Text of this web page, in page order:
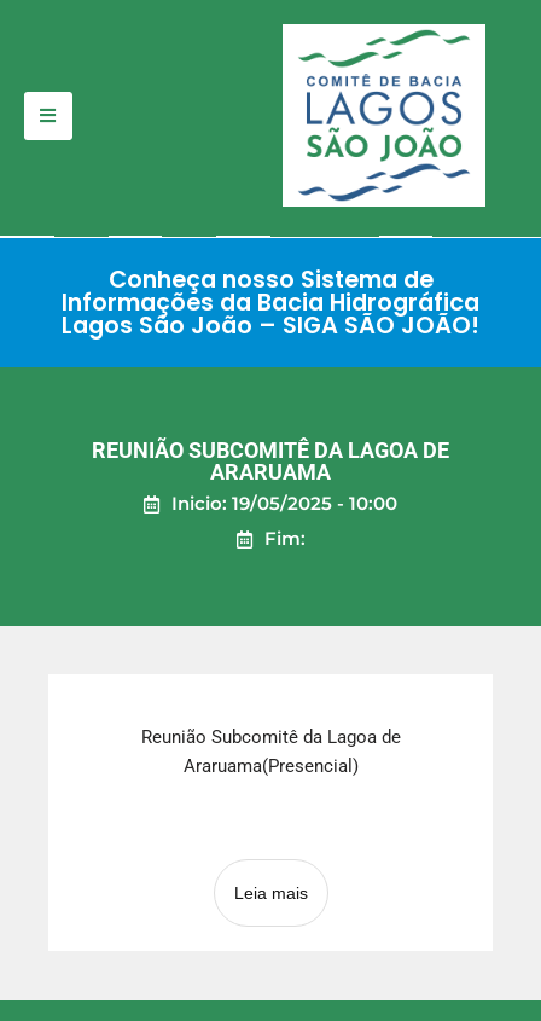
para
Conheça nosso Sistema de
Informações da Bacia Hidrográfica
Lagos São João – SIGA SÃO JOÃO!
REUNIÃO SUBCOMITÊ DA LAGOA DE
ARARUAMA
Inicio: 19/05/2025 - 10:00
Fim:
Reunião Subcomitê da Lagoa de
Araruama(Presencial)
Leia mais